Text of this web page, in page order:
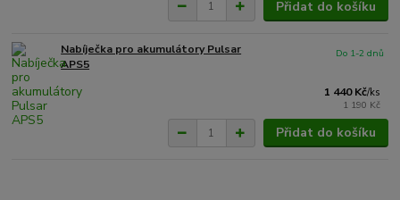
Přidat do košíku
Nabíječka pro akumulátory Pulsar
APS5
1 440 Kč/ks
1 190 Kč
Do 1-2 dnů
Přidat do košíku